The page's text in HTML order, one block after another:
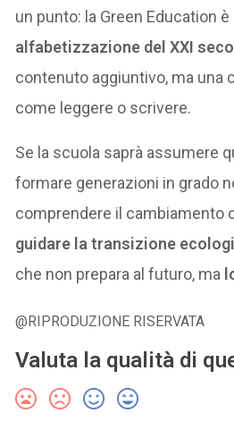
un punto: la Green Education è
alfabetizzazione del XXI
contenuto aggiuntivo, ma una
come leggere o scrivere.
Se la scuola saprà assumere
formare generazioni in grado
comprendere il cambiamento
guidare la transizione
che non prepara al futuro, ma
@RIPRODUZIONE RISERVATA
Valuta la qualità di